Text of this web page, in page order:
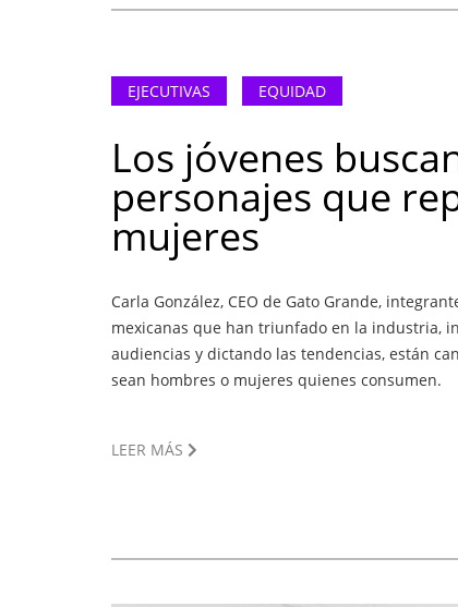
EJECUTIVAS EQUIDAD
Los jóvenes
personajes que
mujeres
Carla González, CEO de Gato Grande,
mexicanas que han triunfado en la industria,
audiencias y dictando las tendencias, están
sean hombres o mujeres quienes consumen.
LEER MÁS